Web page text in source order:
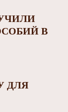
В
ДЛЯ